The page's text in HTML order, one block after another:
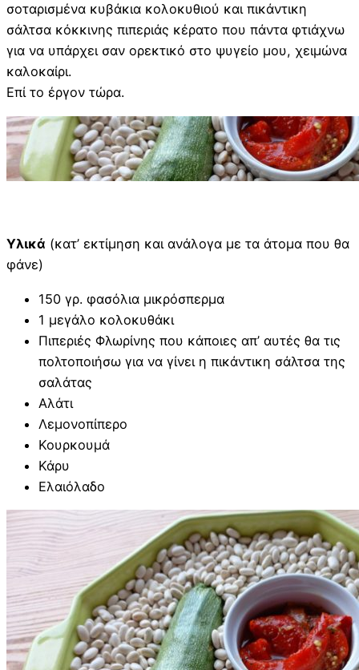
σοταρισμένα κυβάκια κολοκυθιού και πικάντικη
σάλτσα κόκκινης πιπεριάς κέρατο που πάντα φτιάχνω
για να υπάρχει σαν ορεκτικό στο ψυγείο μου, χειμώνα
καλοκαίρι.
Επί το έργον τώρα.
Υλικά (κατ’ εκτίμηση και ανάλογα με τα άτομα που θα
φάνε)
150 γρ. φασόλια μικρόσπερμα
1 μεγάλο κολοκυθάκι
Πιπεριές Φλωρίνης που κάποιες απ’ αυτές θα τις
πολτοποιήσω για να γίνει η πικάντικη σάλτσα της
σαλάτας
Αλάτι
Λεμονοπίπερο
Κουρκουμά
Κάρυ
Ελαιόλαδο